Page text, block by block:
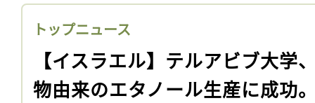
トップニュース
【イスラエル】テルアビブ大学
物由来のエタノール生産に成功